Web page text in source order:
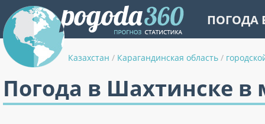
ПОГОДА
Казахстан / Карагандинская область /
Погода в Шахтинске в